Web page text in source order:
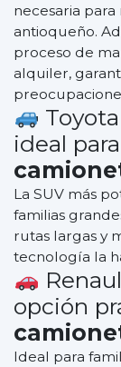
necesaria
antioqueño.
proceso de
alquiler,
ideal
La SUV más
familias
rutas largas y
tecnología la
opción
Ideal para